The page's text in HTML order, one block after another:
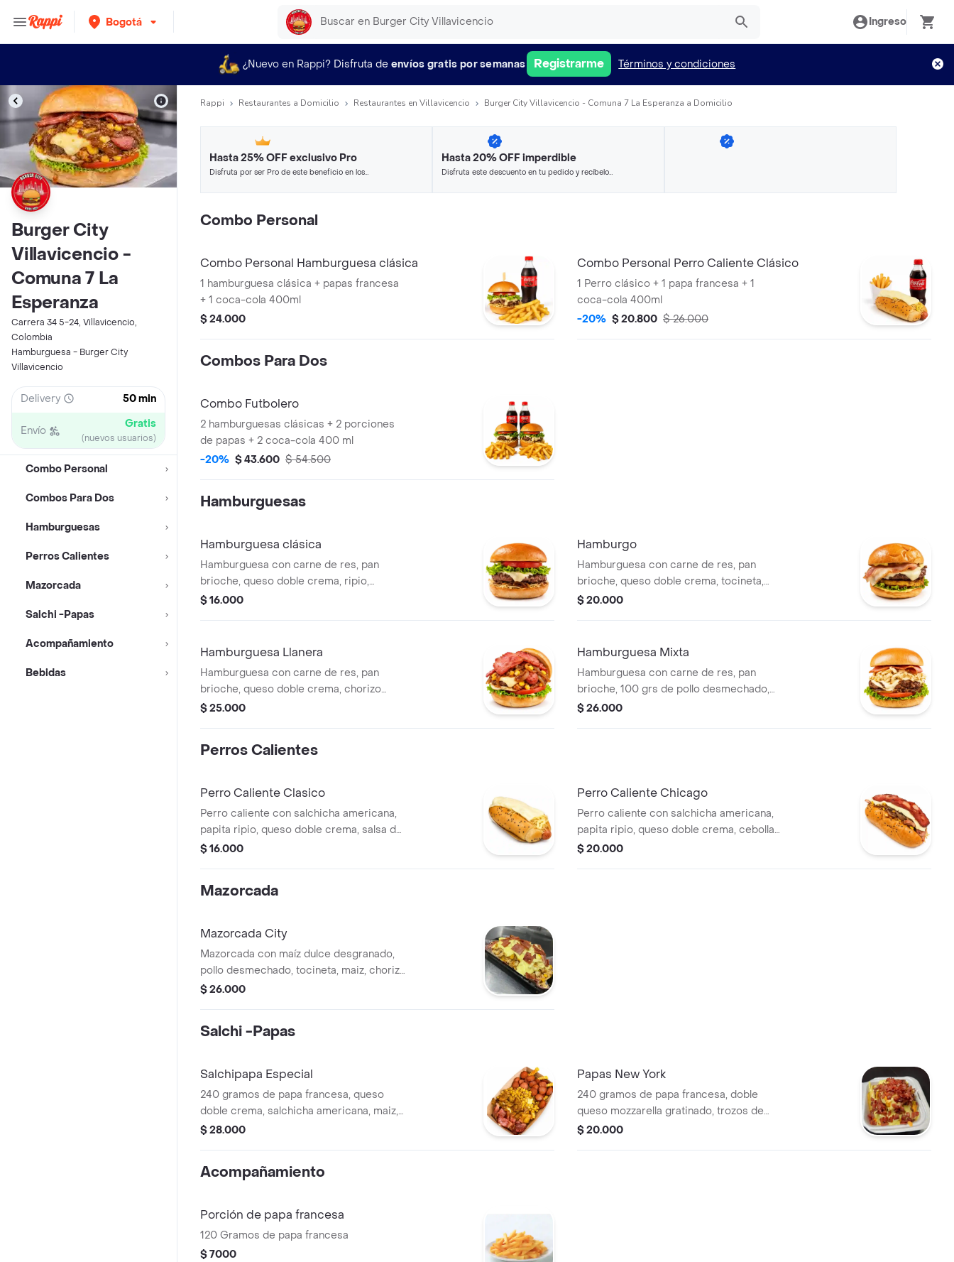
Bogotá Ingreso
¿Nuevo en Rappi? Disfruta de envíos gratis por semanas Registrarme Términos y condiciones
Burger City
Villavicencio -
Comuna 7 La
Esperanza
Carrera 34 5-24, Villavicencio,
Colombia
Hamburguesa - Burger City
Villavicencio
Delivery 50 min
Envío Gratis
(nuevos usuarios)
Combo Personal
Combos Para Dos
Hamburguesas
Perros Calientes
Mazorcada
Salchi -Papas
Acompañamiento
Bebidas
Rappi Restaurantes a Domicilio Restaurantes en Villavicencio Burger City Villavicencio - Comuna 7 La Esperanza a Domicilio
Hasta 25% OFF exclusivo Pro
Disfruta por ser Pro de este beneficio en los
Hasta 20% OFF imperdible
Disfruta este descuento en tu pedido y recíbelo
Combo Personal
Combo Personal Hamburguesa clásica
1 hamburguesa clásica + papas francesa
+ 1 coca-cola 400ml
$ 24.000
Combo Personal Perro Caliente Clásico
1 Perro clásico + 1 papa francesa + 1
coca-cola 400ml
-20% $ 20.800 $ 26.000
Combos Para Dos
Combo Futbolero
2 hamburguesas clásicas + 2 porciones
de papas + 2 coca-cola 400 ml
-20% $ 43.600 $ 54.500
Hamburguesas
Hamburguesa clásica
Hamburguesa con carne de res, pan
brioche, queso doble crema, ripio,
lechuga, tomate, salsa bbq y salsa showy.
$ 16.000
Hamburgo
Hamburguesa con carne de res, pan
brioche, queso doble crema, tocineta,
plátano maduro, lechuga, tomate, salsa
$ 20.000
Hamburguesa Llanera
Hamburguesa con carne de res, pan
brioche, queso doble crema, chorizo
santarosano, huevo frito, maíz ,tocineta,
$ 25.000
Hamburguesa Mixta
Hamburguesa con carne de res, pan
brioche, 100 grs de pollo desmechado,
queso doble crema, tocineta, lechuga,
$ 26.000
Perros Calientes
Perro Caliente Clasico
Perro caliente con salchicha americana,
papita ripio, queso doble crema, salsa de
piña, salsa de tomate y salsa showy.
$ 16.000
Perro Caliente Chicago
Perro caliente con salchicha americana,
papita ripio, queso doble crema, cebolla
caramelizada, maíz, chorizo santarosano,
$ 20.000
Mazorcada
Mazorcada City
Mazorcada con maíz dulce desgranado,
pollo desmechado, tocineta, maiz, chorizo
santarosano, doble queso mozzarella,
$ 26.000
Salchi -Papas
Salchipapa Especial
240 gramos de papa francesa, queso
doble crema, salchicha americana, maiz,
platano maduro, tocineta y salsas.
$ 28.000
Papas New York
240 gramos de papa francesa, doble
queso mozzarella gratinado, trozos de
tocineta, salsa de queso cheddar y salsa
$ 20.000
Acompañamiento
Porción de papa francesa
120 Gramos de papa francesa
$ 7000